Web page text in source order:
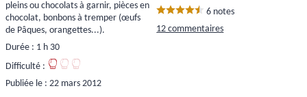
pleins ou chocolats à garnir, pièces en
chocolat, bonbons à tremper (œufs
de Pâques, orangettes...).
Durée : 1 h 30
Difficulté :
Publiée le : 22 mars 2012
6 notes
12 commentaires